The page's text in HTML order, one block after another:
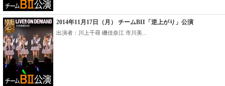
2014年11月17日（月） チームBII「逆上がり」公演
出演者：川上千尋 磯佳奈江 市川美...